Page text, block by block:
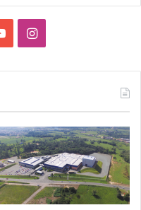
YouTubeInstagram